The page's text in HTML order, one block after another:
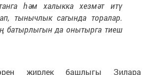
һәм халыкка хезмәт итү
тынычлык сагында торалар.
батырлыгын да онытырга тиеш
җирлек башлыгы Зилара